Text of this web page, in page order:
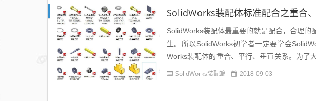
SolidWorks装配体标准配合之重合
SolidWorks装配体最重要的就是配合，合理
生。所以SolidWorks初学者一定要学会
Works装配体的重合、平行、垂直关系。为了
习，这...
SolidWorks装配篇 2018-09-03